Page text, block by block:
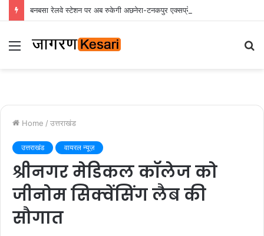
Menu
Home / उत्तराखंड
उत्तराखंड वायरल न्यूज़
श्रीनगर मेडिकल कॉलेज को
जीनोम सिक्वेंसिंग लैब की
सौगात